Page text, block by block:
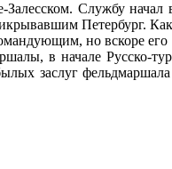
Службу начал
Петербург.
но вскоре
в начале Русско-
заслуг